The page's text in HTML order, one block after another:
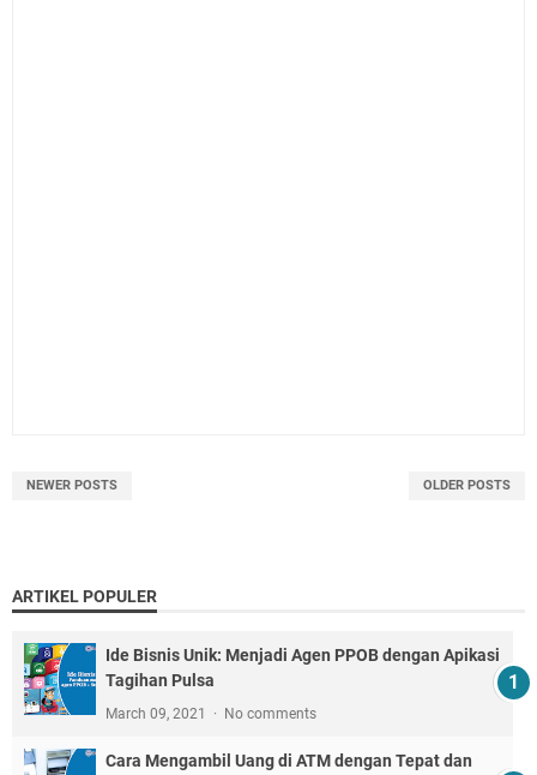
NEWER POSTS OLDER POSTS
ARTIKEL POPULER
Ide Bisnis Unik: Menjadi Agen PPOB dengan Apikasi
Tagihan Pulsa
March 09, 2021 No comments
Cara Mengambil Uang di ATM dengan Tepat dan